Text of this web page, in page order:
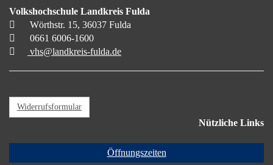
Volkshochschule Landkreis Fulda
Wörthstr. 15, 36037 Fulda
0661 6006-1600
vhs@landkreis-fulda.de
Widerrufsformular
Nützliche Links
Öffnungszeiten